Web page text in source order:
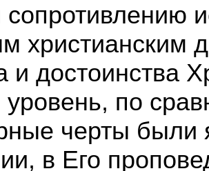
сопротивлению
христианским
и достоинства
уровень, по
черты были
в Его